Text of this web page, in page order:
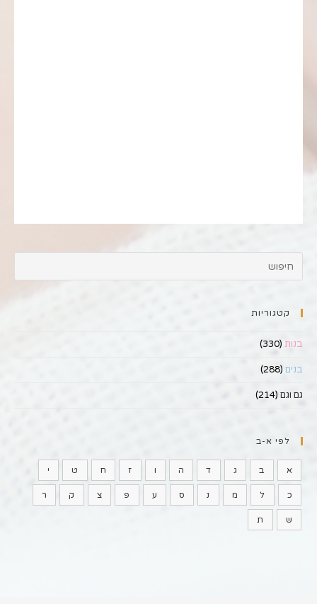
קטגוריות
בנות (330)
בנים (288)
גם וגם (214)
לפי א-ב
א ב ג ד ה ו ז ח ט י
כ ל מ נ ס ע פ צ ק ר
ש ת